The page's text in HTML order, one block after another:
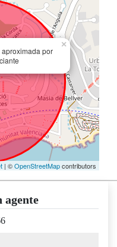
por
×
| ©OpenStreetMapcontributors
agente